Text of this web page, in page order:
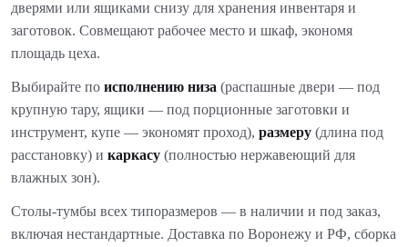
дверями или ящиками снизу для хранения инвентаря и
заготовок. Совмещают рабочее место и шкаф, экономя
площадь цеха.
Выбирайте по исполнению низа (распашные двери — под
крупную тару, ящики — под порционные заготовки и
инструмент, купе — экономят проход), размеру (длина под
расстановку) и каркасу (полностью нержавеющий для
влажных зон).
Столы-тумбы всех типоразмеров — в наличии и под заказ,
включая нестандартные. Доставка по Воронежу и РФ, сборка